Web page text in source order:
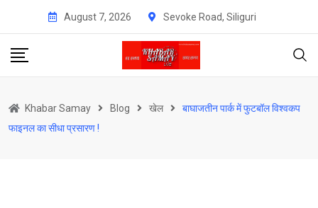
content
August 7, 2026 Sevoke Road, Siliguri
Khabar Samay Blog खेल
बाघाजतीन पार्क में फुटबॉल विश्वकप
फाइनल का सीधा प्रसारण !